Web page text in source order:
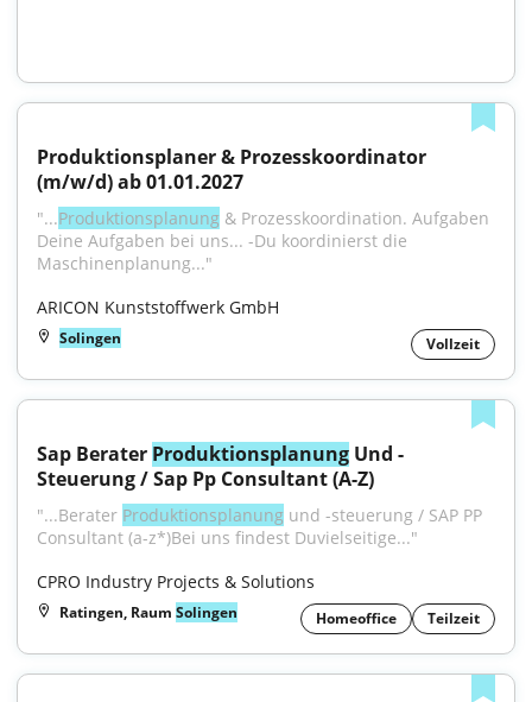
Produktionsplaner & Prozesskoordinator
(m/w/d) ab 01.01.2027
"...Produktionsplanung & Prozesskoordination. Aufgaben
Deine Aufgaben bei uns... -Du koordinierst die
Maschinenplanung..."
ARICON Kunststoffwerk GmbH
Solingen Vollzeit
Sap Berater Produktionsplanung Und -
Steuerung / Sap Pp Consultant (A-Z)
"...Berater Produktionsplanung und -steuerung / SAP PP
Consultant (a-z*)Bei uns findest Duvielseitige..."
CPRO Industry Projects & Solutions
Ratingen, Raum Solingen Homeoffice Teilzeit